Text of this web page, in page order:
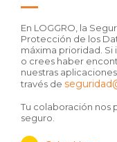
En LOGGRO, la
Protección de los
máxima prioridad. Si
o crees haber
nuestras
través de
Tu colaboración nos
seguro.